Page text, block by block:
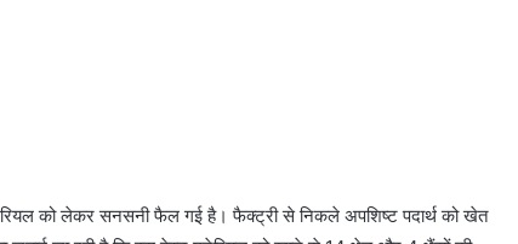
को लेकर सनसनी फैल गई है। फैक्ट्री से निकले अपशिष्ट पदार्थ को खेत